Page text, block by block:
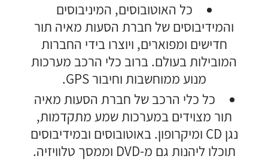
כל האוטובוסים, המיניבוסים
והמידיבוסים של חברת הסעות מאיה תור
חדישים ומפוארים, ויוצרו בידי החברות
המובילות בעולם. ברוב כלי הרכב מערכות
מנוע ממוחשבות וחיבור GPS.
כל כלי הרכב של חברת הסעות מאיה
תור מצוידים במערכות שמע מתקדמות,
נגן CD ומיקרופון. באוטובוסים ובמידיבוסים
תוכלו ליהנות גם מ-DVD וממסך טלוויזיה.